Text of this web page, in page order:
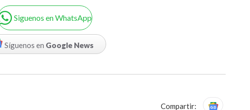
Siguenos en WhatsApp
Síguenos en Google News
Compartir: